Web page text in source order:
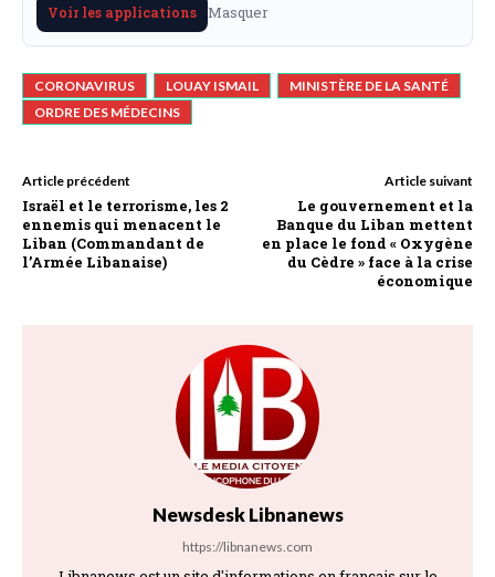
Voir les applications Masquer
CORONAVIRUS LOUAY ISMAIL
MINISTÈRE DE LA SANTÉ
ORDRE DES MÉDECINS
Article précédent
Israël et le terrorisme, les 2
ennemis qui menacent le
Liban (Commandant de
l’Armée Libanaise)
Article suivant
Le gouvernement et la
Banque du Liban mettent
en place le fond « Oxygène
du Cèdre » face à la crise
économique
Newsdesk Libnanews
https://libnanews.com